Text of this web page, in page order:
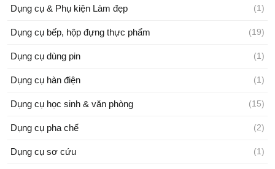
Dụng cụ & Phụ kiện Làm đẹp (1)
Dụng cụ bếp, hộp đựng thực phẩm (19)
Dụng cụ dùng pin (1)
Dụng cụ hàn điện (1)
Dụng cụ học sinh & văn phòng (15)
Dụng cụ pha chế (2)
Dụng cụ sơ cứu (1)